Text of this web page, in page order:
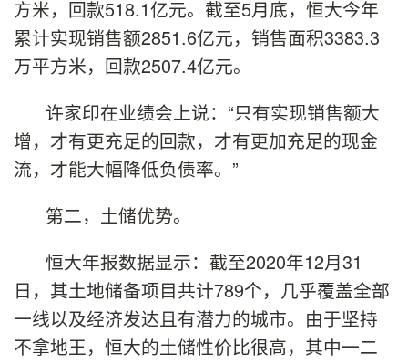
方米，回款518.1亿元。截至5月底，恒大今年
累计实现销售额2851.6亿元，销售面积3383.3
万平方米，回款2507.4亿元。
许家印在业绩会上说：“只有实现销售额大
增，才有更充足的回款，才有更加充足的现金
流，才能大幅降低负债率。”
第二，土储优势。
恒大年报数据显示：截至2020年12月31
日，其土地储备项目共计789个，几乎覆盖全部
一线以及经济发达且有潜力的城市。由于坚持
不拿地王，恒大的土储性价比很高，其中一二